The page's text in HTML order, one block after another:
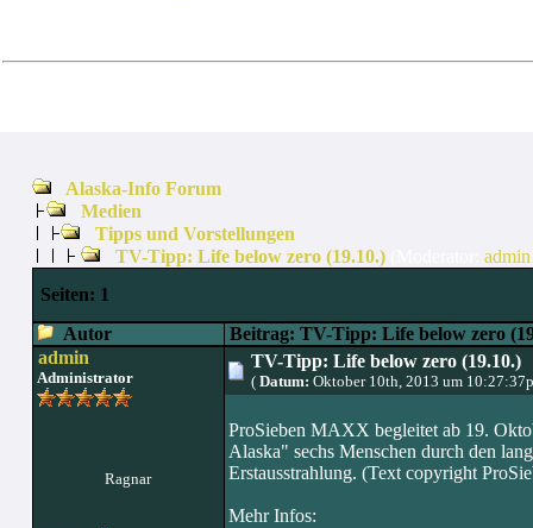
Alaska-Info Forum
Medien
Tipps und Vorstellungen
TV-Tipp: Life below zero (19.10.)
admin
Seiten: 1
Autor
Beitrag: TV-Tipp: Life below zero
admin
Administrator
Ragnar
TV-Tipp: Life below zero (19.10.)
(Datum: Oktober 10th, 2013 um
ProSieben MAXX begleitet ab 19.
Alaska" sechs Menschen durch den
Erstausstrahlung. (Text copyright
Mehr Infos: